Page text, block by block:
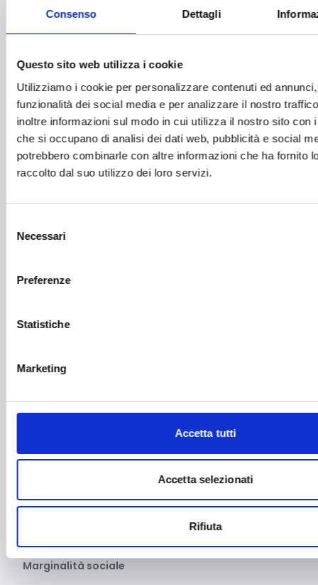
Consenso Dettagli
Questo sito web utilizza i cookie
Utilizziamo i cookie per personalizzare contenuti ed
funzionalità dei social media e per analizzare il nostro
inoltre informazioni sul modo in cui utilizza il nostro sito con
che si occupano di analisi dei dati web, pubblicità e social
potrebbero combinarle con altre informazioni che ha fornito
raccolto dal suo utilizzo dei loro servizi.
delNecessari
Preferenze
Statistiche
Marketing
Accetta tutti
Accetta selezionati
Rifiuta
Festival e mostre
Fiere ed eventi
Formazione e lavoro
Giustizia e sicurezza
Imprenditoria femminile
Innovazione tecnologica, digitalizzazione, ICT
Intelligenza Artificiale
Libro e lettura
Manifestazioni culturali
Marginalità sociale